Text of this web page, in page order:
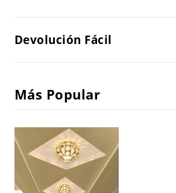
Devolución Fácil
Más Popular